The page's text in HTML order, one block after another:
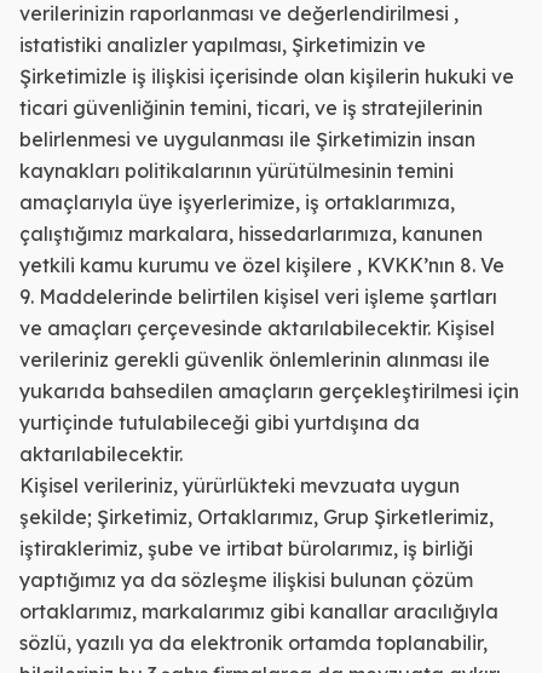
verilerinizin raporlanması ve değerlendirilmesi ,
istatistiki analizler yapılması, Şirketimizin ve
Şirketimizle iş ilişkisi içerisinde olan kişilerin hukuki ve
ticari güvenliğinin temini, ticari, ve iş stratejilerinin
belirlenmesi ve uygulanması ile Şirketimizin insan
kaynakları politikalarının yürütülmesinin temini
amaçlarıyla üye işyerlerimize, iş ortaklarımıza,
çalıştığımız markalara, hissedarlarımıza, kanunen
yetkili kamu kurumu ve özel kişilere , KVKK’nın 8. Ve
9. Maddelerinde belirtilen kişisel veri işleme şartları
ve amaçları çerçevesinde aktarılabilecektir. Kişisel
verileriniz gerekli güvenlik önlemlerinin alınması ile
yukarıda bahsedilen amaçların gerçekleştirilmesi için
yurtiçinde tutulabileceği gibi yurtdışına da
aktarılabilecektir.
Kişisel verileriniz, yürürlükteki mevzuata uygun
şekilde; Şirketimiz, Ortaklarımız, Grup Şirketlerimiz,
iştiraklerimiz, şube ve irtibat bürolarımız, iş birliği
yaptığımız ya da sözleşme ilişkisi bulunan çözüm
ortaklarımız, markalarımız gibi kanallar aracılığıyla
sözlü, yazılı ya da elektronik ortamda toplanabilir,